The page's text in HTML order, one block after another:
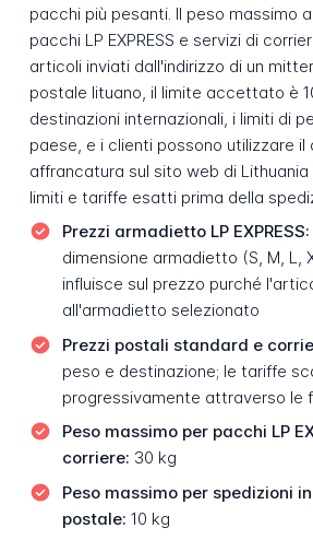
pacchi più pesanti. Il peso massimo
pacchi LP EXPRESS e servizi di
articoli inviati dall'indirizzo di un
postale lituano, il limite accettato è
destinazioni internazionali, i limiti di
paese, e i clienti possono utilizzare
affrancatura sul sito web di
limiti e tariffe esatti prima della
Prezzi armadietto LP EXPRESS:
dimensione armadietto (S, M, L,
influisce sul prezzo purché
all'armadietto selezionato
Prezzi postali standard e
peso e destinazione; le tariffe
progressivamente attraverso le
Peso massimo per pacchi LP
corriere: 30 kg
Peso massimo per spedizioni
postale: 10 kg